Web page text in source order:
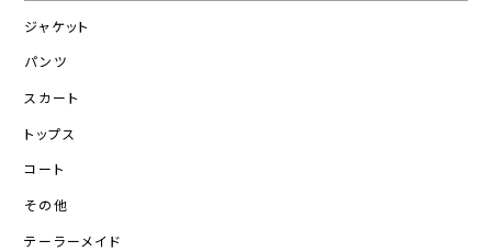
ジャケット
パンツ
スカート
トップス
コート
その他
テーラーメイド